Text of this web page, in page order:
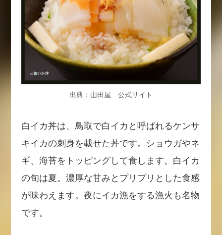
出典：山田屋 公式サイト
白イカ丼は、鳥取で白イカと呼ばれるケンサ
キイカの刺身を載せた丼です。ショウガやネ
ギ、海苔をトッピングして食します。白イカ
の旬は夏。濃厚な甘みとプリプリとした食感
が味わえます。夜にイカ漁をする漁火も名物
です。